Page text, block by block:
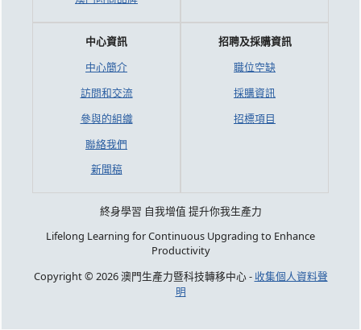
中心資訊
中心簡介
訪問和交流
參與的組織
聯絡我們
新聞稿
招聘及採購資訊
職位空缺
採購資訊
招標項目
終身學習 自我增值 提升你我生產力
Lifelong Learning for Continuous Upgrading to Enhance
Productivity
Copyright © 2026 澳門生產力暨科技轉移中心 - 收集個人資料聲
明